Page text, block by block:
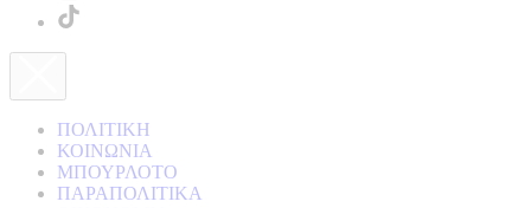
ΠΟΛΙΤΙΚΗ
ΚΟΙΝΩΝΙΑ
ΜΠΟΥΡΛΟΤΟ
ΠΑΡΑΠΟΛΙΤΙΚΑ